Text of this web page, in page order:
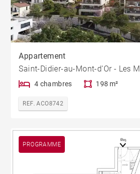
Appartement
Saint-Didier-au-Mont-d'Or - Les
4 chambres 198 m²
REF. ACO8742
PROGRAMME